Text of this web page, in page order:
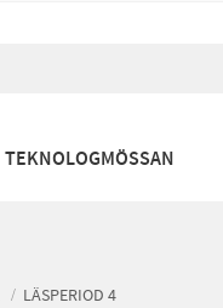
TEKNOLOGMÖSSAN
LÄSPERIOD 4